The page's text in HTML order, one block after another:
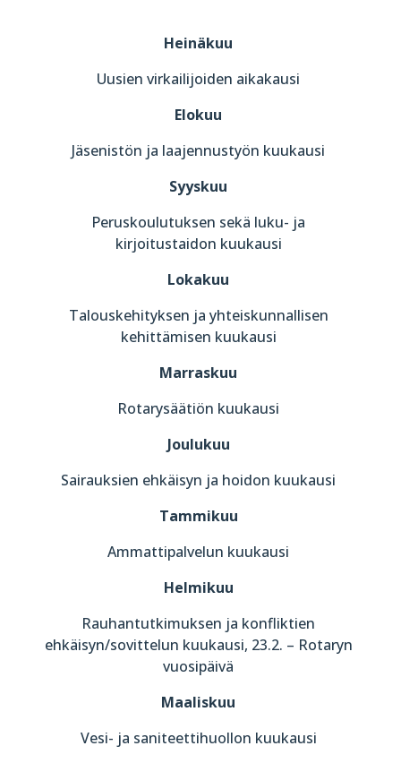
Heinäkuu
Uusien virkailijoiden aikakausi
Elokuu
Jäsenistön ja laajennustyön kuukausi
Syyskuu
Peruskoulutuksen sekä luku- ja
kirjoitustaidon kuukausi
Lokakuu
Talouskehityksen ja yhteiskunnallisen
kehittämisen kuukausi
Marraskuu
Rotarysäätiön kuukausi
Joulukuu
Sairauksien ehkäisyn ja hoidon kuukausi
Tammikuu
Ammattipalvelun kuukausi
Helmikuu
Rauhantutkimuksen ja konfliktien
ehkäisyn/sovittelun kuukausi, 23.2. – Rotaryn
vuosipäivä
Maaliskuu
Vesi- ja saniteettihuollon kuukausi